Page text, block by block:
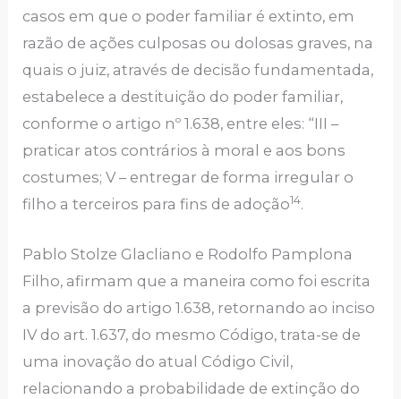
casos em que o poder familiar é extinto, em
razão de ações culposas ou dolosas graves, na
quais o juiz, através de decisão fundamentada,
estabelece a destituição do poder familiar,
conforme o artigo nº 1.638, entre eles: “III –
praticar atos contrários à moral e aos bons
costumes; V – entregar de forma irregular o
filho a terceiros para fins de adoção14.
Pablo Stolze Glacliano e Rodolfo Pamplona
Filho, afirmam que a maneira como foi escrita
a previsão do artigo 1.638, retornando ao inciso
IV do art. 1.637, do mesmo Código, trata-se de
uma inovação do atual Código Civil,
relacionando a probabilidade de extinção do